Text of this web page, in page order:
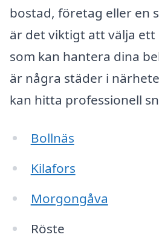
bostad, företag eller en
är det viktigt att välja
som kan hantera dina
är några städer i
kan hitta professionell
Bollnäs
Kilafors
Morgongåva
Röste